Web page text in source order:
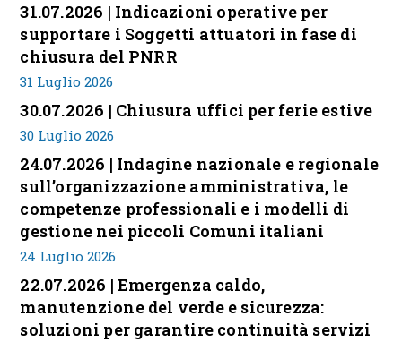
31.07.2026 | Indicazioni operative per
supportare i Soggetti attuatori in fase di
chiusura del PNRR
31 Luglio 2026
30.07.2026 | Chiusura uffici per ferie estive
30 Luglio 2026
24.07.2026 | Indagine nazionale e regionale
sull’organizzazione amministrativa, le
competenze professionali e i modelli di
gestione nei piccoli Comuni italiani
24 Luglio 2026
22.07.2026 | Emergenza caldo,
manutenzione del verde e sicurezza:
soluzioni per garantire continuità servizi